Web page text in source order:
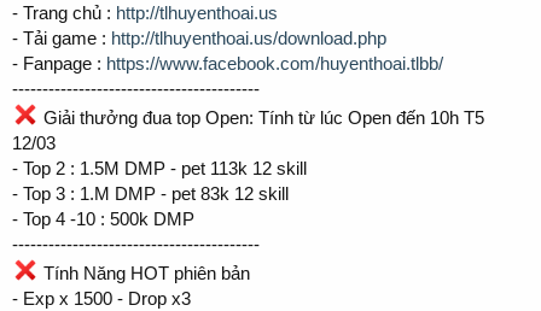
- Trang chủ : http://tlhuyenthoai.us
- Tải game : http://tlhuyenthoai.us/download.php
- Fanpage : https://www.facebook.com/huyenthoai.tlbb/
-----------------------------------------
Giải thưởng đua top Open: Tính từ lúc Open đến 10h T5
12/03
- Top 2 : 1.5M DMP - pet 113k 12 skill
- Top 3 : 1.M DMP - pet 83k 12 skill
- Top 4 -10 : 500k DMP
-----------------------------------------
Tính Năng HOT phiên bản
- Exp x 1500 - Drop x3